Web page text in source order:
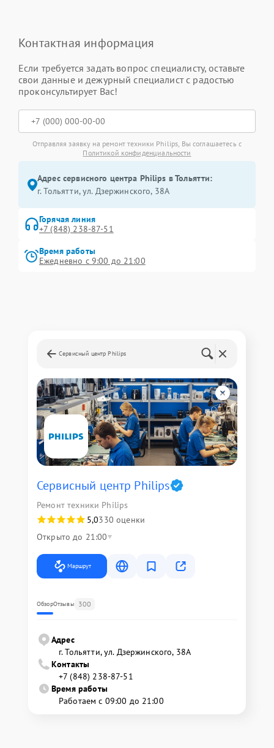
Контактная информация
Если требуется задать вопрос специалисту, оставьте
свои данные и дежурный специалист с радостью
проконсультирует Вас!
Отправляя заявку на ремонт техники Philips, Вы соглашаетесь с
Политикой конфиденциальности
Адрес сервисного центра Philips в Тольятти:
г. Тольятти, ул. Дзержинского, 38А
Горячая линия
+7 (848) 238-87-51
Время работы
Ежедневно с 9:00 до 21:00
Сервисный центр Philips
Сервисный центр Philips
Ремонт техники Philips
5,0330 оценки
Открыто до 21:00
Маршрут
ОбзорОтзывы 300
Адрес
г. Тольятти, ул. Дзержинского, 38А
Контакты
+7 (848) 238-87-51
Время работы
Работаем с 09:00 до 21:00